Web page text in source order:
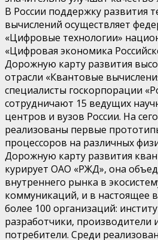
В России поддержку развития
вычислений осуществляет
«Цифровые технологии»
«Цифровая экономика
Дорожную карту развития
отрасли «Квантовые
специалисты госкорпорации
сотрудничают 15 ведущих
центров и вузов России. На
реализованы первые
процессоров на различных
Дорожную карту развития
курирует ОАО «РЖД», она
внутреннего рынка в
коммуникаций, и в настоящее
более 100 организаций:
разработчики, производители
потребители. Среди